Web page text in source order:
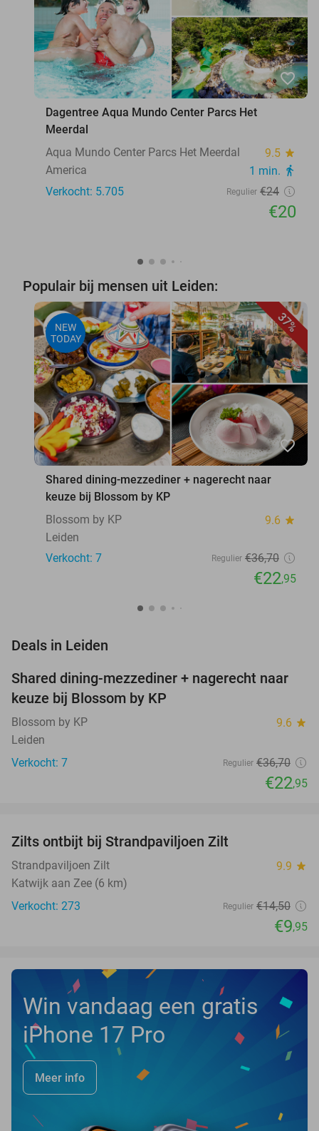
favorite_border
Dagentree Aqua Mundo Center Parcs Het
Meerdal
Aqua Mundo Center Parcs Het Meerdal
9.5 star
America 1 min. directions_walk
Verkocht: 5.705 Regulier €24
€20
Populair bij mensen uit Leiden:
37%
NEW
TODAY
favorite_border
Shared dining-mezzediner + nagerecht naar
keuze bij Blossom by KP
Blossom by KP
9.6 star
Leiden
Verkocht: 7
Regulier €36,70
€22,95
Deals in Leiden
37%
TODAY
Shared dining-mezzediner + nagerecht naar
keuze bij Blossom by KP
Blossom by KP 9.6 star
Leiden
Verkocht: 7
Regulier €36,70
€22,95
Zilts ontbijt bij Strandpaviljoen Zilt
Strandpaviljoen Zilt 9.9 star
Katwijk aan Zee (6 km)
Verkocht: 273
Regulier €14,50
€9,95
Win vandaag een gratis
iPhone 17 Pro
Meer info